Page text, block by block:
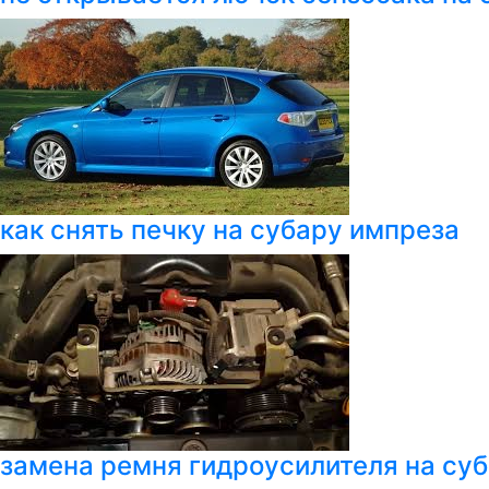
как снять печку на субару импреза
замена ремня гидроусилителя на